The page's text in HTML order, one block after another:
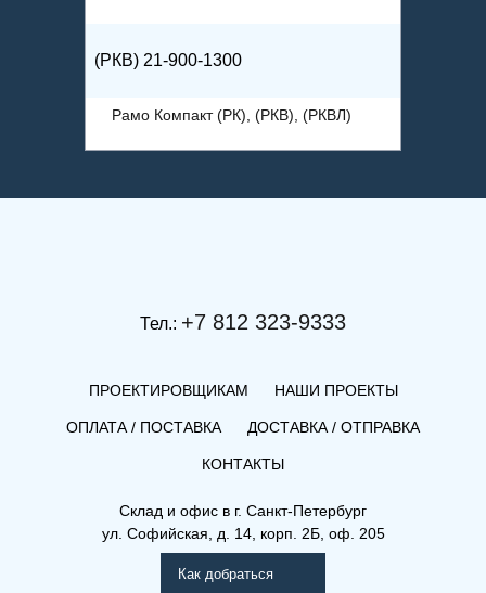
(РКВ) 21-900-1300
Рамо Компакт (РК), (РКВ), (РКВЛ)
Тел.: +7 812 323-9333
ПРОЕКТИРОВЩИКАМ НАШИ ПРОЕКТЫ
ОПЛАТА / ПОСТАВКА ДОСТАВКА / ОТПРАВКА
КОНТАКТЫ
Склад и офис в г. Санкт-Петербург
ул. Софийская, д. 14, корп. 2Б, оф. 205
Как добраться